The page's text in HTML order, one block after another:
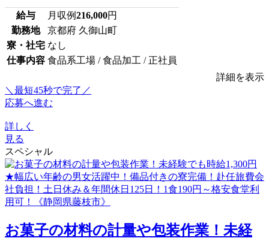
給与 月収例216,000円
勤務地
京都府 久御山町
寮・社宅 なし
仕事内容 食品系工場 / 食品加工 / 正社員
詳細を表示
＼最短45秒で完了／
応募へ進む
詳しく
見る
スペシャル
お菓子の材料の計量や包装作業！未経